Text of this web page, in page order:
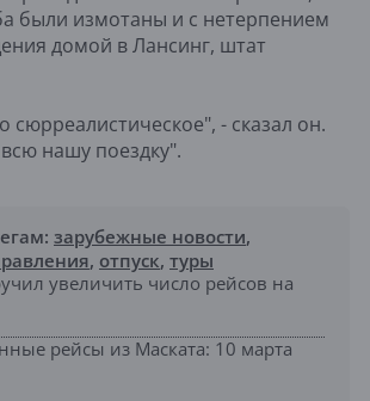
были измотаны и с нетерпением
домой в Лансинг, штат
сюрреалистическое", - сказал он.
нашу поездку".
зарубежные новости,
, отпуск, туры
увеличить число рейсов на
рейсы из Маската: 10 марта